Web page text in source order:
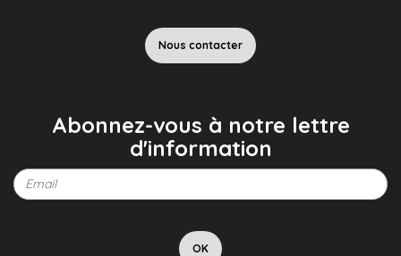
Nous contacter
Abonnez-vous à notre lettre
d'information